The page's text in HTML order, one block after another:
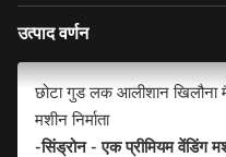
उत्पाद वर्णन
छोटा गुड लक आलीशान खिलौना
मशीन निर्माता
-सिंड्रोन - एक प्रीमियम वेंडिंग